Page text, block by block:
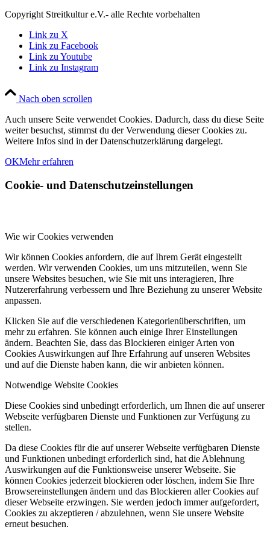
Copyright Streitkultur e.V.- alle Rechte vorbehalten
Link zu X
Link zu Facebook
Link zu Youtube
Link zu Instagram
Nach oben scrollen
Auch unsere Seite verwendet Cookies. Dadurch, dass du diese Seite
weiter besuchst, stimmst du der Verwendung dieser Cookies zu.
Weitere Infos sind in der Datenschutzerklärung dargelegt.
OKMehr erfahren
Cookie- und Datenschutzeinstellungen
Wie wir Cookies verwenden
Wir können Cookies anfordern, die auf Ihrem Gerät eingestellt
werden. Wir verwenden Cookies, um uns mitzuteilen, wenn Sie
unsere Websites besuchen, wie Sie mit uns interagieren, Ihre
Nutzererfahrung verbessern und Ihre Beziehung zu unserer Website
anpassen.
Klicken Sie auf die verschiedenen Kategorienüberschriften, um
mehr zu erfahren. Sie können auch einige Ihrer Einstellungen
ändern. Beachten Sie, dass das Blockieren einiger Arten von
Cookies Auswirkungen auf Ihre Erfahrung auf unseren Websites
und auf die Dienste haben kann, die wir anbieten können.
Notwendige Website Cookies
Diese Cookies sind unbedingt erforderlich, um Ihnen die auf unserer
Webseite verfügbaren Dienste und Funktionen zur Verfügung zu
stellen.
Da diese Cookies für die auf unserer Webseite verfügbaren Dienste
und Funktionen unbedingt erforderlich sind, hat die Ablehnung
Auswirkungen auf die Funktionsweise unserer Webseite. Sie
können Cookies jederzeit blockieren oder löschen, indem Sie Ihre
Browsereinstellungen ändern und das Blockieren aller Cookies auf
dieser Webseite erzwingen. Sie werden jedoch immer aufgefordert,
Cookies zu akzeptieren / abzulehnen, wenn Sie unsere Website
erneut besuchen.